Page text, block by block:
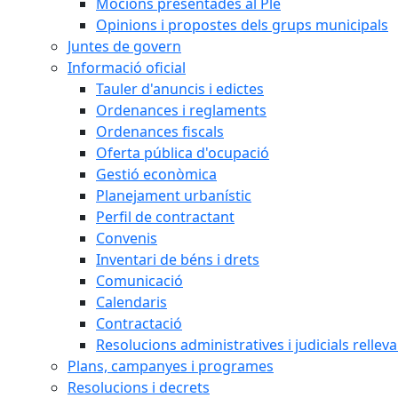
Opinions i propostes dels grups municipals
Juntes de govern
Informació oficial
Tauler d'anuncis i edictes
Ordenances i reglaments
Ordenances fiscals
Oferta pública d'ocupació
Gestió econòmica
Planejament urbanístic
Perfil de contractant
Convenis
Inventari de béns i drets
Comunicació
Calendaris
Contractació
Resolucions administratives i judicials
Plans, campanyes i programes
Resolucions i decrets